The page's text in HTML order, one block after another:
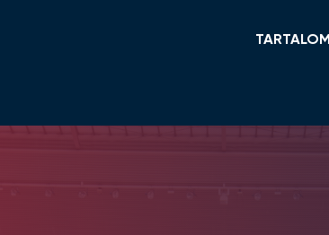
TARTALOM